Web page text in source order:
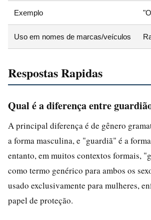
Exemplo
Uso em nomes de marcas/veículos
Respostas Rapidas
Qual é a diferença entre
A principal diferença é de gênero
a forma masculina, e "guardiã" é a
entanto, em muitos contextos formais,
como termo genérico para ambos os
usado exclusivamente para mulheres,
papel de proteção.